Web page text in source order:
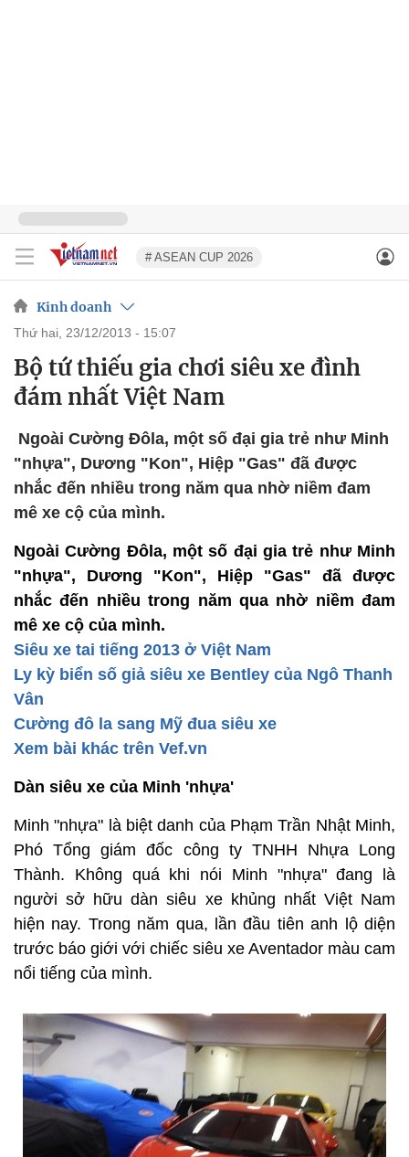
# ASEAN CUP 2026
Kinh doanh
thứ hai, 23/12/2013 - 15:07
Bộ tứ thiếu gia chơi siêu xe đình
đám nhất Việt Nam
Ngoài Cường Đôla, một số đại gia trẻ như Minh
"nhựa", Dương "Kon", Hiệp "Gas" đã được
nhắc đến nhiều trong năm qua nhờ niềm đam
mê xe cộ của mình.
Ngoài Cường Đôla, một số đại gia trẻ như Minh
"nhựa", Dương "Kon", Hiệp "Gas" đã được
nhắc đến nhiều trong năm qua nhờ niềm đam
mê xe cộ của mình.
Siêu xe tai tiếng 2013 ở Việt Nam
Ly kỳ biển số giả siêu xe Bentley của Ngô Thanh
Vân
Cường đô la sang Mỹ đua siêu xe
Xem bài khác trên Vef.vn
Dàn siêu xe của Minh 'nhựa'
Minh "nhựa" là biệt danh của Phạm Trần Nhật Minh,
Phó Tổng giám đốc công ty TNHH Nhựa Long
Thành. Không quá khi nói Minh "nhựa" đang là
người sở hữu dàn siêu xe khủng nhất Việt Nam
hiện nay. Trong năm qua, lần đầu tiên anh lộ diện
trước báo giới với chiếc siêu xe Aventador màu cam
nổi tiếng của mình.